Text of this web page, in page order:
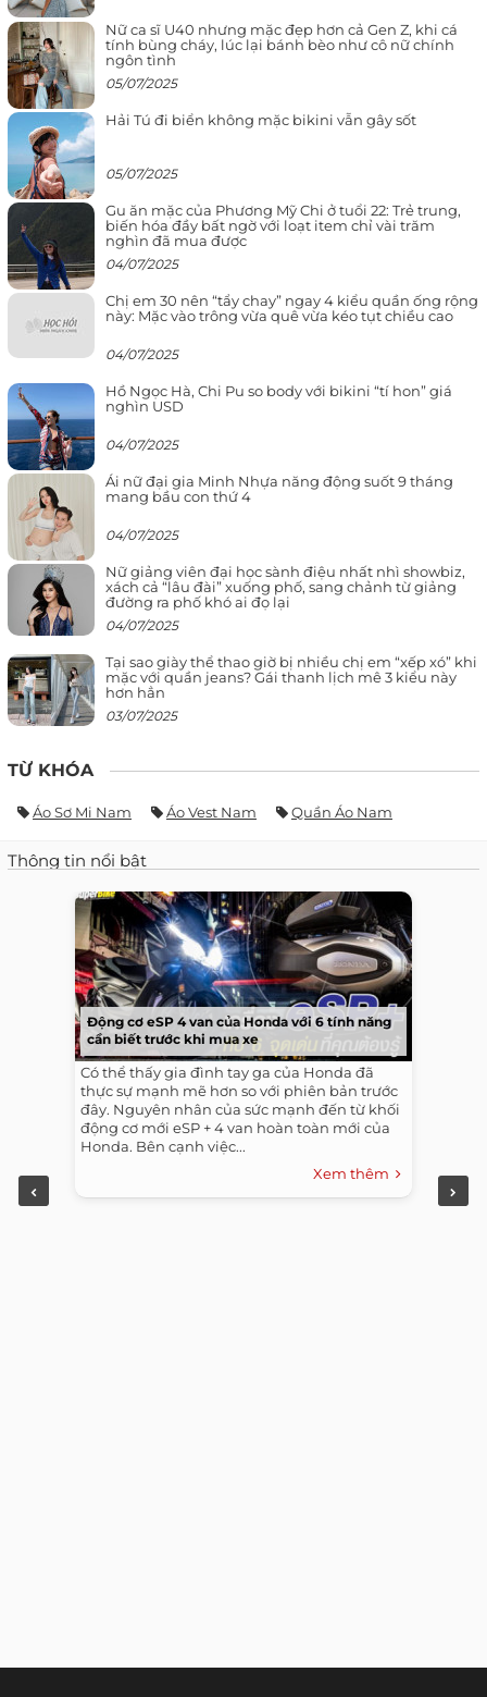
Nữ ca sĩ U40 nhưng mặc đẹp hơn cả Gen Z, khi cá
tính bùng cháy, lúc lại bánh bèo như cô nữ chính
ngôn tình
05/07/2025
Hải Tú đi biển không mặc bikini vẫn gây sốt
05/07/2025
Gu ăn mặc của Phương Mỹ Chi ở tuổi 22: Trẻ trung,
biến hóa đầy bất ngờ với loạt item chỉ vài trăm
nghìn đã mua được
04/07/2025
Chị em 30 nên “tẩy chay” ngay 4 kiểu quần ống rộng
này: Mặc vào trông vừa quê vừa kéo tụt chiều cao
04/07/2025
Hồ Ngọc Hà, Chi Pu so body với bikini “tí hon” giá
nghìn USD
04/07/2025
Ái nữ đại gia Minh Nhựa năng động suốt 9 tháng
mang bầu con thứ 4
04/07/2025
Nữ giảng viên đại học sành điệu nhất nhì showbiz,
xách cả “lâu đài” xuống phố, sang chảnh từ giảng
đường ra phố khó ai đọ lại
04/07/2025
Tại sao giày thể thao giờ bị nhiều chị em “xếp xó” khi
mặc với quần jeans? Gái thanh lịch mê 3 kiểu này
hơn hẳn
03/07/2025
TỪ KHÓA
Áo Sơ Mi Nam Áo Vest Nam Quần Áo Nam
Thông tin nổi bật
Động cơ eSP 4 van của Honda với 6 tính năng
cần biết trước khi mua xe
Có thể thấy gia đình tay ga của Honda đã
thực sự mạnh mẽ hơn so với phiên bản trước
đây. Nguyên nhân của sức mạnh đến từ khối
động cơ mới eSP + 4 van hoàn toàn mới của
Honda. Bên cạnh việc...
Xem thêm